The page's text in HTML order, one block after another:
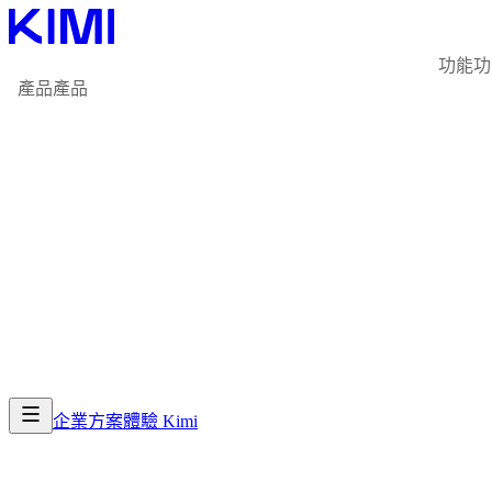
產品產品
功能
企業方案體驗 Kimi